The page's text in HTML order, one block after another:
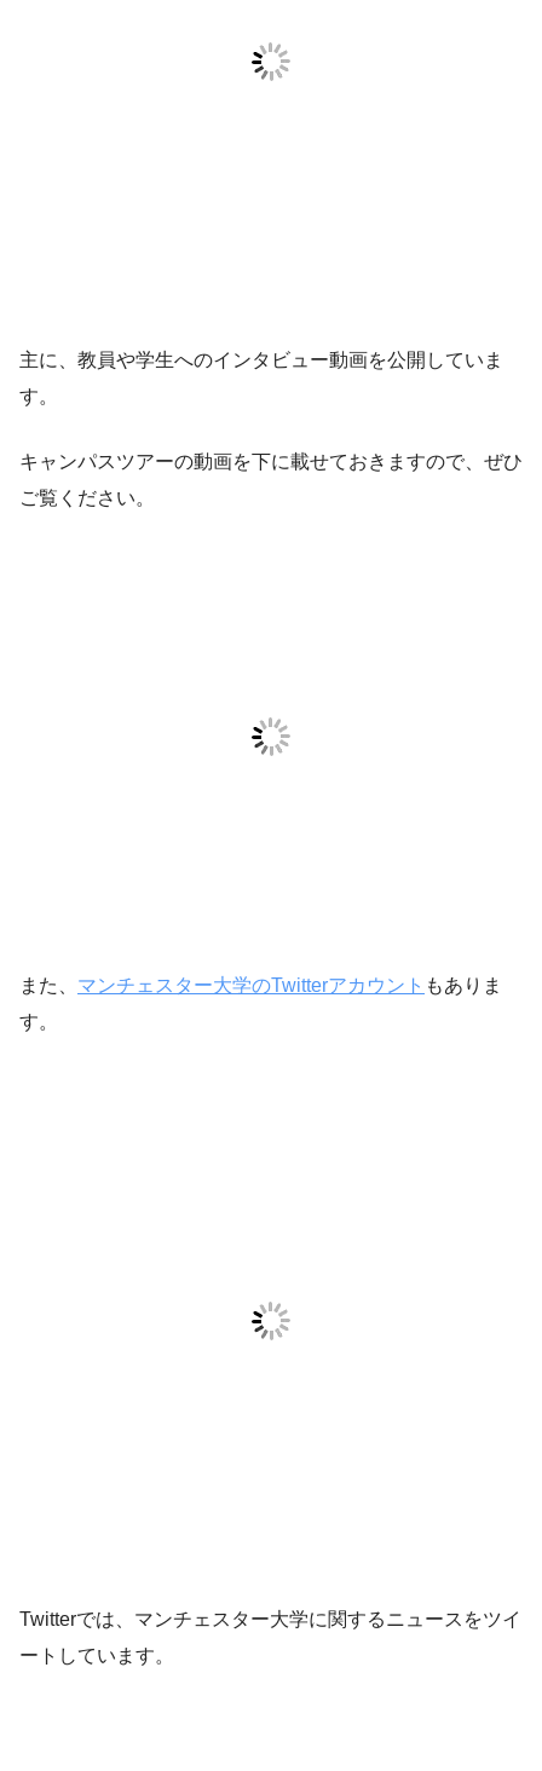
主に、教員や学生へのインタビュー動画を公開していま
す。
キャンパスツアーの動画を下に載せておきますので、ぜひ
ご覧ください。
また、 マンチェスター大学のTwitterアカウント もありま
す。
Twitterでは、マンチェスター大学に関するニュースをツイ
ートしています。